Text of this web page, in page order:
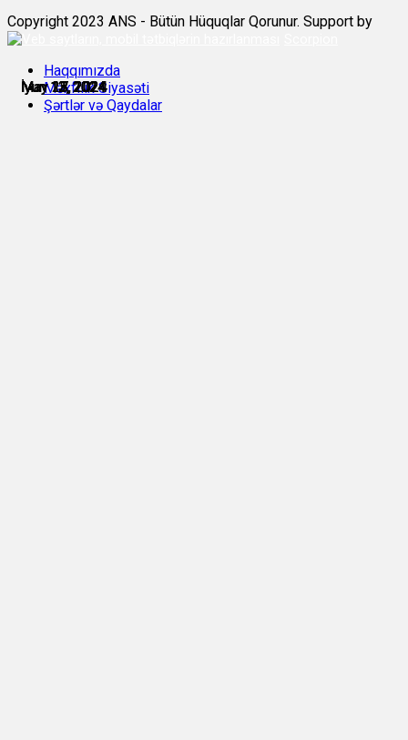
May 13, 2024
May 18, 2024
May 27, 2024
İyun 12, 2024
İyun 13, 2024
İyun 13, 2024
Copyright 2023 ANS - Bütün Hüquqlar Qorunur. Support by
Haqqımızda
Məxfilik Siyasəti
Şərtlər və Qaydalar